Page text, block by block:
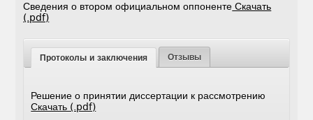
Сведения о втором официальном оппоненте Скачать
(.pdf)
Протоколы и заключения Отзывы
Решение о принятии диссертации к рассмотрению
Скачать (.pdf)